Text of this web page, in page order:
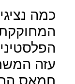
כמה
עזה
חמאס